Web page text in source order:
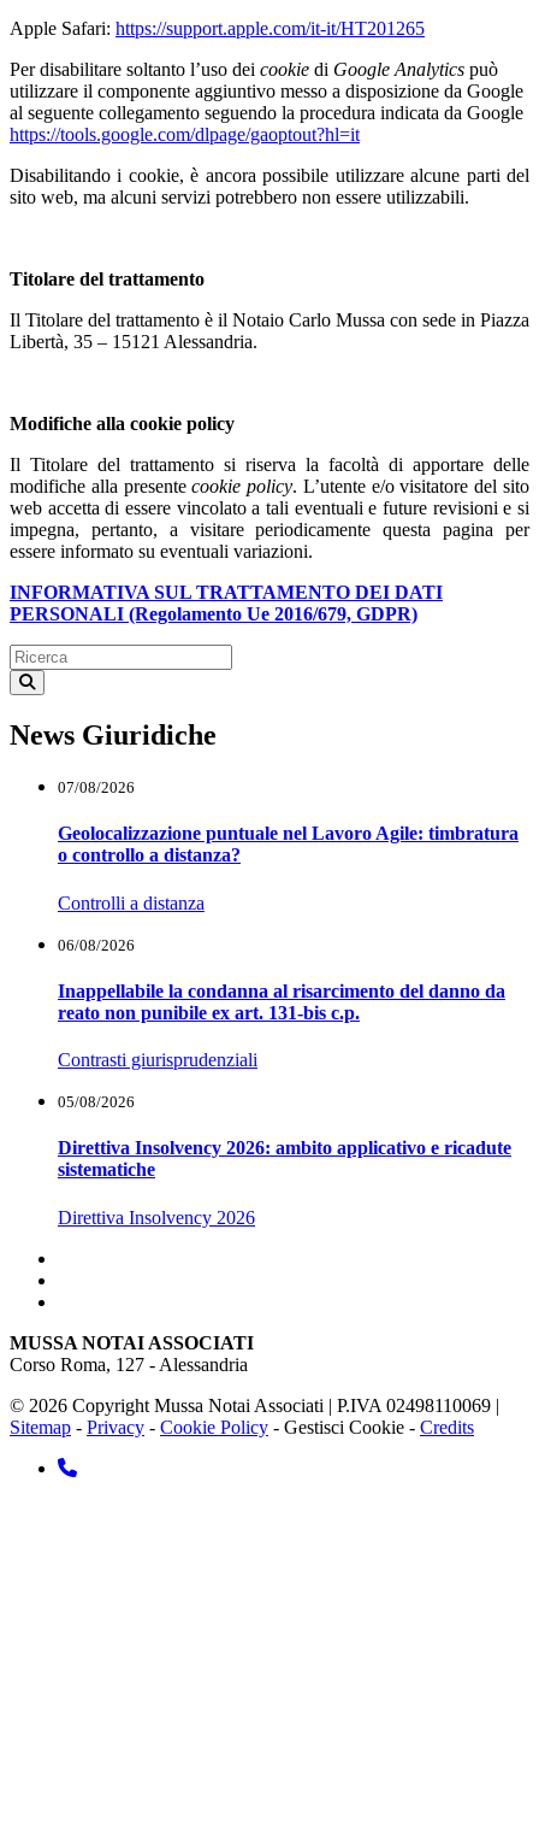
Apple Safari: https://support.apple.com/it-it/HT201265
Per disabilitare soltanto l’uso dei cookie di Google Analytics può
utilizzare il componente aggiuntivo messo a disposizione da Google
al seguente collegamento seguendo la procedura indicata da Google
https://tools.google.com/dlpage/gaoptout?hl=it
Disabilitando i cookie, è ancora possibile utilizzare alcune parti del
sito web, ma alcuni servizi potrebbero non essere utilizzabili.
Titolare del trattamento
Il Titolare del trattamento è il Notaio Carlo Mussa con sede in Piazza
Libertà, 35 – 15121 Alessandria.
Modifiche alla cookie policy
Il Titolare del trattamento si riserva la facoltà di apportare delle
modifiche alla presentecookie policy. L’utente e/o visitatore del sito
web accetta di essere vincolato a tali eventuali e future revisioni e si
impegna, pertanto, a visitare periodicamente questa pagina per
essere informato su eventuali variazioni.
INFORMATIVA SUL TRATTAMENTO DEI DATI
PERSONALI (Regolamento Ue 2016/679, GDPR)
News Giuridiche
07/08/2026
Geolocalizzazione puntuale nel Lavoro Agile: timbratura
o controllo a distanza?
Controlli a distanza
06/08/2026
Inappellabile la condanna al risarcimento del danno da
reato non punibile ex art. 131-bis c.p.
Contrasti giurisprudenziali
05/08/2026
Direttiva Insolvency 2026: ambito applicativo e ricadute
sistematiche
Direttiva Insolvency 2026
MUSSA NOTAI ASSOCIATI
Corso Roma, 127 - Alessandria
© 2026 Copyright Mussa Notai Associati | P.IVA 02498110069 |
Sitemap - Privacy - Cookie Policy - Gestisci Cookie - Credits